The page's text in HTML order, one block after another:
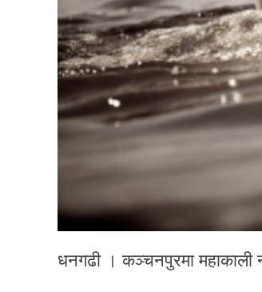
धनगढी । कञ्चनपुरमा महाकाली